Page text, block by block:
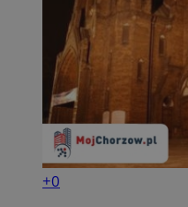
+0